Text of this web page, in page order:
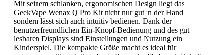
Mit seinem schlanken, ergonomischen Design liegt das
GeekVape Wenax Q Pro Kit nicht nur gut in der Hand,
sondern lässt sich auch intuitiv bedienen. Dank der
benutzerfreundlichen Ein-Knopf-Bedienung und des gut
lesbaren Displays sind Einstellungen und Nutzung ein
Kinderspiel. Die kompakte Größe macht es ideal für